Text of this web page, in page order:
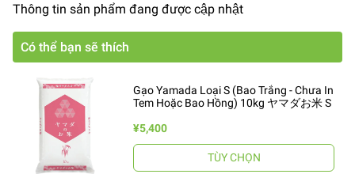
Thông tin sản phẩm đang được cập nhật
Có thể bạn sẽ thích
Gạo Yamada Loại S (Bao Trắng - Chưa In
Tem Hoặc Bao Hồng) 10kg ヤマダお米 S
¥5,400
TÙY CHỌN